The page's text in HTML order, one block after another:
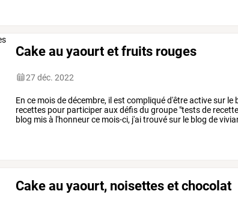
Cake au yaourt et fruits rouges
27 déc. 2022
En ce moisdedécembre, il est compliquéd'êtreactivesur le
recettes pour participerauxdéfisdu groupe "testsde
blog misà l'honneurce mois-ci, j'aitrouvésur le blog de
Cake au yaourt, noisettes et chocolat